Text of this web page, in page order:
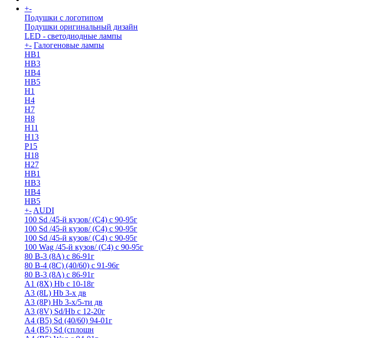
+-
Подушки с логотипом
Подушки оригинальный дизайн
LED - светодиодные лампы
+- Галогеновые лампы
HB1
HB3
HB4
HB5
H1
H4
H7
H8
H11
H13
Р15
H18
H27
HB1
HB3
HB4
HB5
+- AUDI
100 Sd /45-й кузов/ (С4) с 90-95г
100 Sd /45-й кузов/ (С4) с 90-95г
100 Sd /45-й кузов/ (С4) с 90-95г
100 Wag /45-й кузов/ (С4) с 90-95г
80 B-3 (8A) с 86-91г
80 B-4 (8С) (40/60) с 91-96г
80 В-3 (8А) с 86-91г
A1 (8X) Hb с 10-18г
A3 (8L) Hb 3-х дв
A3 (8P) Hb 3-х/5-ти дв
A3 (8V) Sd/Hb c 12-20г
A4 (B5) Sd (40/60) 94-01г
A4 (B5) Sd (сплошн